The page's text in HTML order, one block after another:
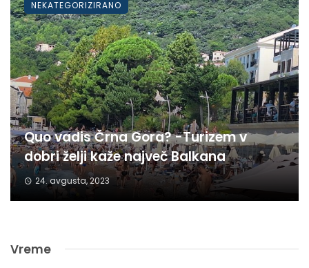
Quo vadis Črna Gora? -Turizem v
dobri želji kaže največ Balkana
24. avgusta, 2023
NEKATEGORIZIRANO
Vreme